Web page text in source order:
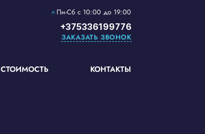
Пн-Сб с 10:00 до 19:00
+375336199776
ЗАКАЗАТЬ ЗВОНОК
СТОИМОСТЬ КОНТАКТЫ